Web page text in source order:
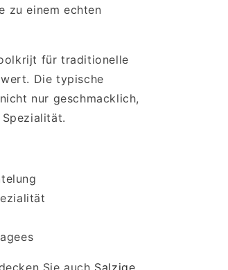
zu einem echten
für traditionelle
Die typische
nur geschmacklich,
Sie auch Salzige